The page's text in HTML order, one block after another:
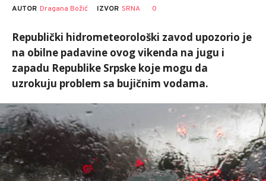
AUTOR Dragana Božić IZVOR SRNA 0
Republički hidrometeorološki zavod upozorio je
na obilne padavine ovog vikenda na jugu i
zapadu Republike Srpske koje mogu da
uzrokuju problem sa bujičnim vodama.